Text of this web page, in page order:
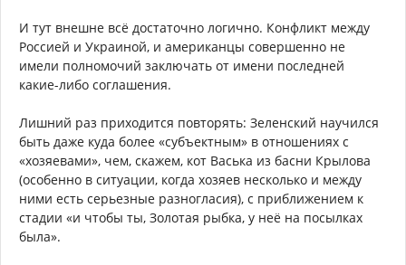
И тут внешне всё достаточно логично. Конфликт между
Россией и Украиной, и американцы совершенно не
имели полномочий заключать от имени последней
какие-либо соглашения.
Лишний раз приходится повторять: Зеленский научился
быть даже куда более «субъектным» в отношениях с
«хозяевами», чем, скажем, кот Васька из басни Крылова
(особенно в ситуации, когда хозяев несколько и между
ними есть серьезные разногласия), с приближением к
стадии «и чтобы ты, Золотая рыбка, у неё на посылках
была».